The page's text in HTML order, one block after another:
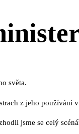
světa.
z jeho používání
jsme se celý